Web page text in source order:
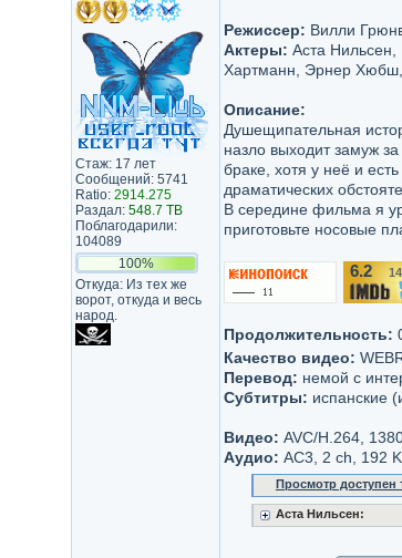
Стаж: 17 лет
Сообщений: 5741
Ratio: 2914.275
Раздал: 548.7 TB
Поблагодарили:
104089
100%
Откуда: Из тех же
ворот, откуда и весь
народ.
Режиссер: Вилли
Актеры: Аста
Хартманн, Эрнер
Описание:
Душещипательная
назло выходит замуж
браке, хотя у неё и
драматических
В середине фильма я
приготовьте носовые
6.2/10 14
Продолжительность:
Качество видео:
Перевод: немой с
Субтитры: испанские
Видео: AVC/H.264,
Аудио: AC3, 2 ch, 192
Просмотр доступен
Аста Нильсен: